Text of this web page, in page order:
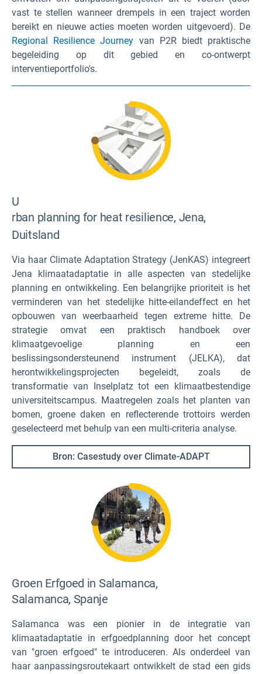
vast te stellen wanneer drempels in een traject worden
bereikt en nieuwe acties moeten worden uitgevoerd). De
Regional Resilience Journey van P2R biedt praktische
begeleiding op dit gebied en co-ontwerpt
interventieportfolio's.
U
rban planning for heat resilience, Jena,
Duitsland
Via haar Climate Adaptation Strategy (JenKAS) integreert
Jena klimaatadaptatie in alle aspecten van stedelijke
planning en ontwikkeling. Een belangrijke prioriteit is het
verminderen van het stedelijke hitte-eilandeffect en het
opbouwen van weerbaarheid tegen extreme hitte. De
strategie omvat een praktisch handboek over
klimaatgevoelige planning en een
beslissingsondersteunend instrument (JELKA), dat
herontwikkelingsprojecten begeleidt, zoals de
transformatie van Inselplatz tot een klimaatbestendige
universiteitscampus. Maatregelen zoals het planten van
bomen, groene daken en reflecterende trottoirs werden
geselecteerd met behulp van een multi-criteria analyse.
Bron: Casestudy over Climate-ADAPT
Groen Erfgoed in Salamanca,
Salamanca, Spanje
Salamanca was een pionier in de integratie van
klimaatadaptatie in erfgoedplanning door het concept
van "groen erfgoed" te introduceren. Als onderdeel van
haar aanpassingsroutekaart ontwikkelt de stad een gids